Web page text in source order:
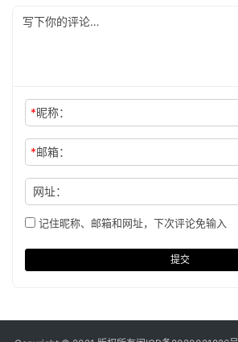
*昵称：
*邮箱：
网址：
记住昵称、邮箱和网址，下次评论免输入
提交